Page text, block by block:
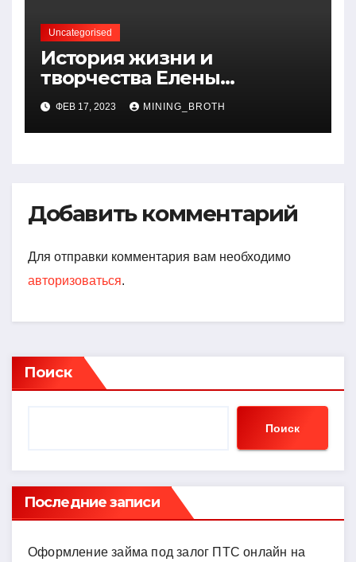
Uncategorised
История жизни и
творчества Елены
Дубровской — биография,
достижения, интересные
факты
ФЕВ 17, 2023 MINING_BROTH
Добавить комментарий
Для отправки комментария вам необходимо
авторизоваться.
Поиск
Поиск
Последние записи
Оформление займа под залог ПТС онлайн на